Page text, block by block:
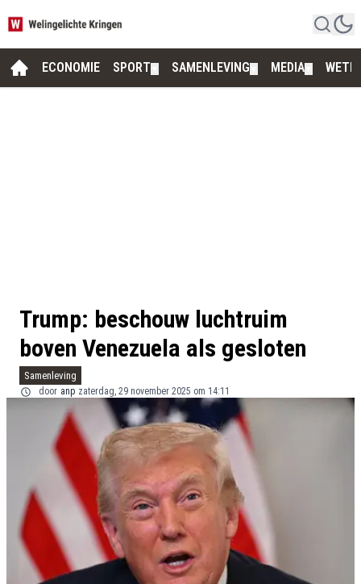
ECONOMIE SPORT SAMENLEVING MEDIA
Trump: beschouw luchtruim
boven Venezuela als gesloten
Samenleving
door anp zaterdag, 29 november 2025 om 14:11